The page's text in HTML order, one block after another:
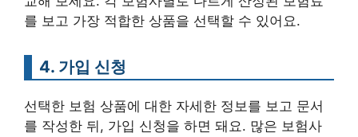
를 보고 가장 적합한 상품을 선택할 수 있어요.
4. 가입 신청
선택한 보험 상품에 대한 자세한 정보를 보고 문서
를 작성한 뒤, 가입 신청을 하면 돼요. 많은 보험사